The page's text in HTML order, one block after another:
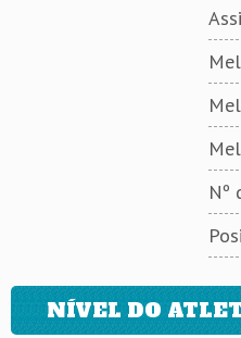
Nº
NÍVEL DO